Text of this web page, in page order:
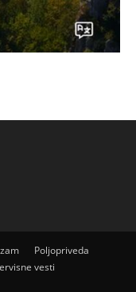
Poljopriveda
vesti